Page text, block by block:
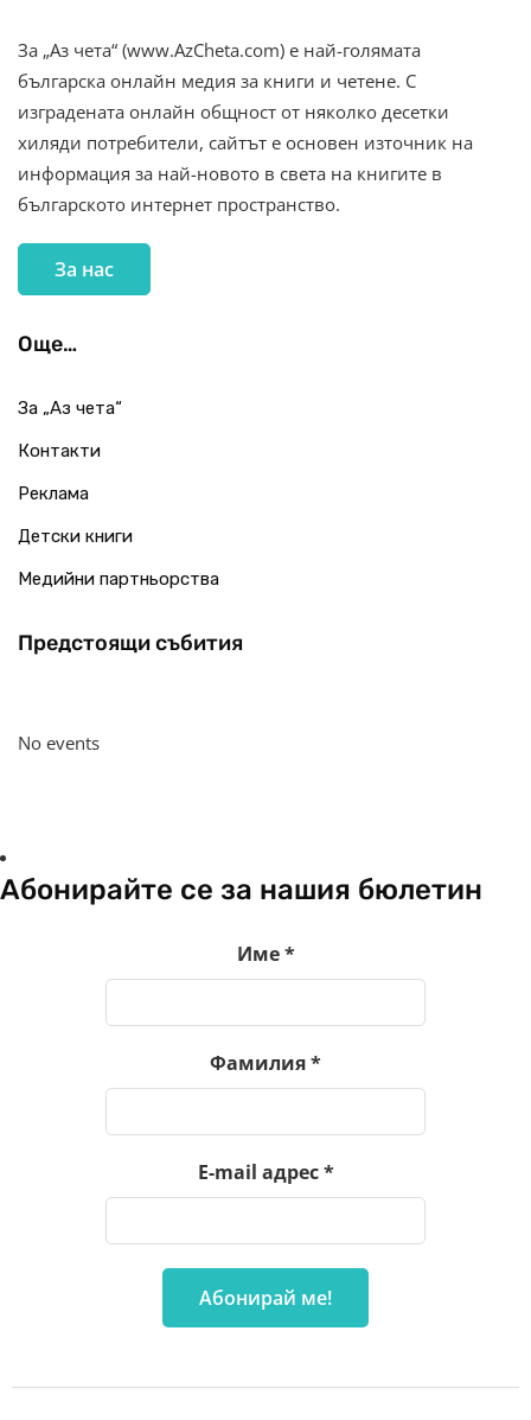
За „Аз чета“ (www.AzCheta.com) е най-голямата
българска онлайн медия за книги и четене. С
изградената онлайн общност от няколко десетки
хиляди потребители, сайтът е основен източник на
информация за най-новото в света на книгите в
българското интернет пространство.
За нас
Още…
За „Аз чета“
Контакти
Реклама
Детски книги
Медийни партньорства
Предстоящи събития
No events
Абонирайте се за нашия бюлетин
Име*
Фамилия*
E-mail адрес*